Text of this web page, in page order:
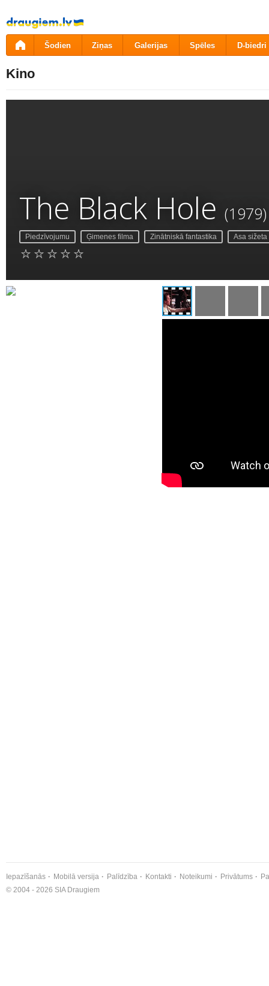
Pāriet
uz
saturu
Šodien Ziņas Galerijas Spēles D-biedri
Kino
The Black Hole (1979)
Piedzīvojumu Ģimenes filma Zinātniskā fantastika Asa sižeta
Iepazīšanās Mobilā versija Palīdzība Kontakti Noteikumi Privātums
© 2004 - 2026 SIA Draugiem